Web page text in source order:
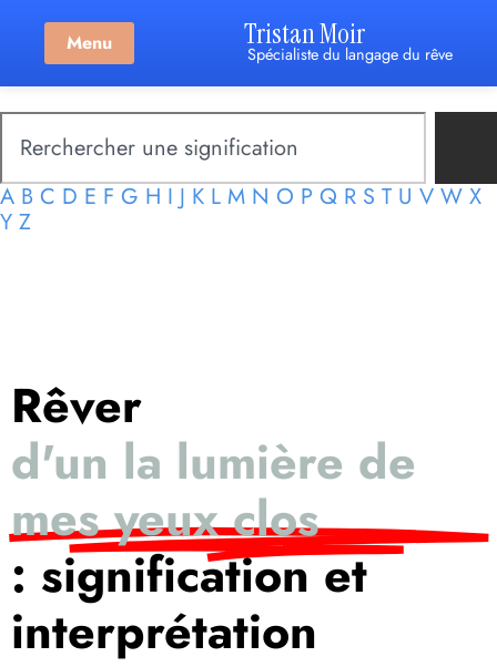
Menu Tristan Moir
Spécialiste du langage du rêve
A B C D E F G H I J K L M N O P Q R S T U V W X
Y Z
Rêver
d'un la lumière de
mes yeux clos
: signification et
interprétation